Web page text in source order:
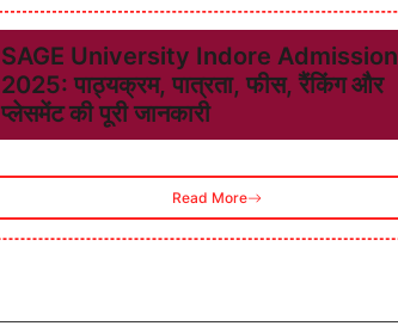
SAGE University Indore Admission
2025: पाठ्यक्रम, पात्रता, फीस, रैंकिंग और
प्लेसमेंट की पूरी जानकारी
Read More